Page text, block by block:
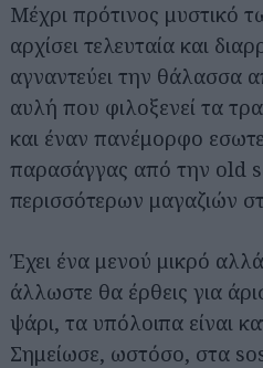
Μέχρι πρότινος μυστικό
αρχίσει τελευταία και
αγναντεύει την θάλασσα
αυλή που φιλοξενεί τα
και έναν πανέμορφο
παρασάγγας από την old
περισσότερων μαγαζιών
Έχει ένα μενού μικρό
άλλωστε θα έρθεις για
ψάρι, τα υπόλοιπα είναι
Σημείωσε, ωστόσο, στα